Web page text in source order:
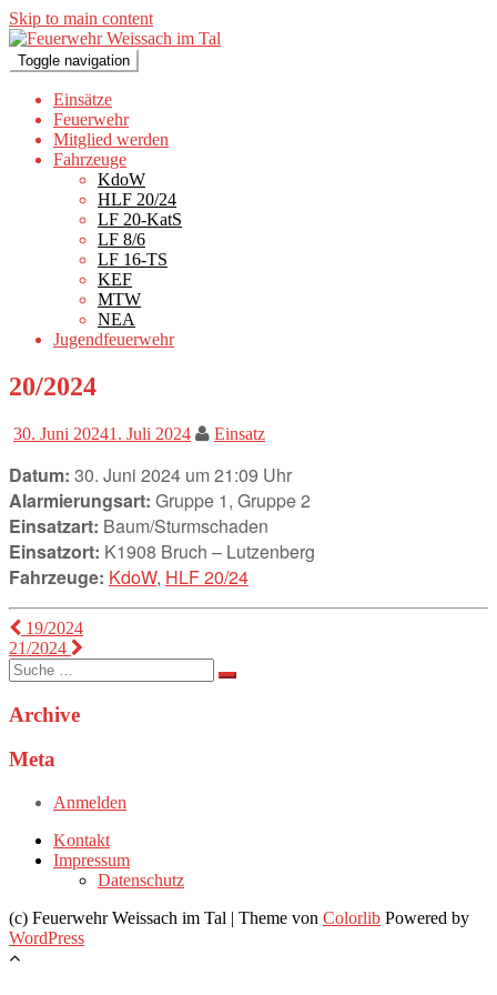
Skip to main content
Toggle navigation
Einsätze
Feuerwehr
Mitglied werden
Fahrzeuge
KdoW
HLF 20/24
LF 20-KatS
LF 8/6
LF 16-TS
KEF
MTW
NEA
Jugendfeuerwehr
20/2024
30. Juni 20241. Juli 2024 Einsatz
Datum: 30. Juni 2024 um 21:09 Uhr
Alarmierungsart: Gruppe 1, Gruppe 2
Einsatzart: Baum/Sturmschaden
Einsatzort: K1908 Bruch – Lutzenberg
Fahrzeuge: KdoW, HLF 20/24
Beitragsnavigation
19/2024
21/2024
Suche
nach:
Archive
Meta
Anmelden
Kontakt
Impressum
Datenschutz
(c) Feuerwehr Weissach im Tal | Theme von Colorlib Powered by
WordPress